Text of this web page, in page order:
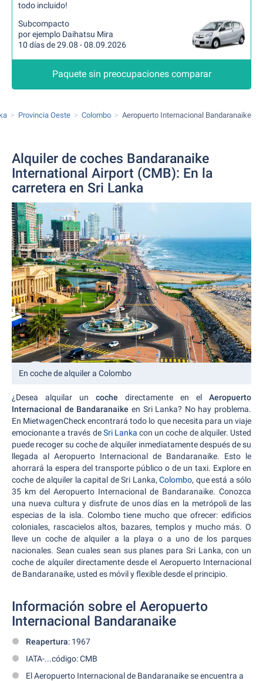
todo incluido!
Subcompacto
por ejemplo Daihatsu Mira
10 días de 29.08 - 08.09.2026
Paquete sin preocupaciones comparar
Provincia Oeste Colombo Aeropuerto Internacional Bandaranaike
Alquiler de coches Bandaranaike
International Airport (CMB): En la
carretera en Sri Lanka
En coche de alquiler a Colombo
¿Desea alquilar un coche directamente en el Aeropuerto
Internacional de Bandaranaike en Sri Lanka? No hay problema.
En MietwagenCheck encontrará todo lo que necesita para un viaje
emocionante a través deSri Lanka con un coche de alquiler. Usted
puede recoger su coche de alquiler inmediatamente después de su
llegada al Aeropuerto Internacional de Bandaranaike. Esto le
ahorrará la espera del transporte público o de un taxi. Explore en
coche de alquiler la capital de Sri Lanka, Colombo, que está a sólo
35 km del Aeropuerto Internacional de Bandaranaike. Conozca
una nueva cultura y disfrute de unos días en la metrópoli de las
especias de la isla. Colombo tiene mucho que ofrecer: edificios
coloniales, rascacielos altos, bazares, templos y mucho más. O
lleve un coche de alquiler a la playa o a uno de los parques
nacionales. Sean cuales sean sus planes para Sri Lanka, con un
coche de alquiler directamente desde el Aeropuerto Internacional
de Bandaranaike, usted es móvil y flexible desde el principio.
Información sobre el Aeropuerto
Internacional Bandaranaike
Reapertura: 1967
IATA-...código: CMB
El Aeropuerto Internacional de Bandaranaike se encuentra a